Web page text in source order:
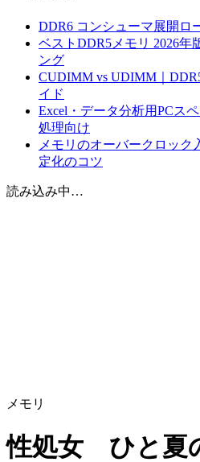
DDR6 コンシューマ展開ロ
ベストDDR5メモリ 2026年
ング
CUDIMM vs UDIMM｜
イド
Excel・データ分析用PCス
処理向け
メモリのオーバークロック
定化のコツ
読み込み中…
メモリ
性処女 ひと夏